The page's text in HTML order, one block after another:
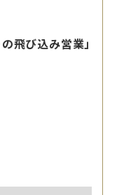
の飛び込み営業」